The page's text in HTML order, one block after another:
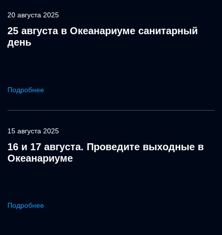
20 августа 2025
25 августа в Океанариуме санитарный
день
Подробнее
15 августа 2025
16 и 17 августа. Проведите выходные в
Океанариуме
Подробнее